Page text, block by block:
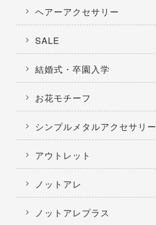
ヘアーアクセサリー
SALE
結婚式・卒園入学
お花モチーフ
シンプルメタルアクセサリー
アウトレット
ノットアレ
ノットアレプラス